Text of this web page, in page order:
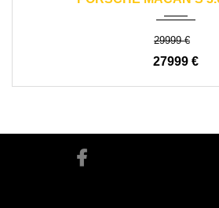
29999 €
27999 €